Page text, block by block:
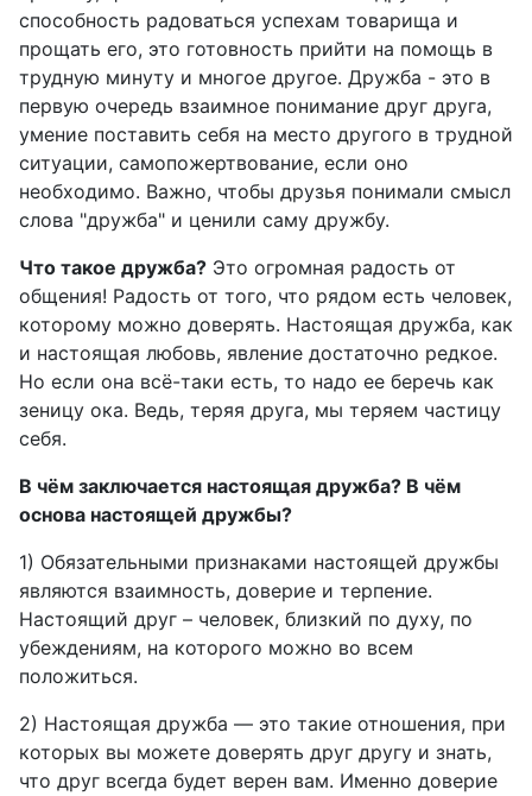
способность радоваться успехам товарища и
прощать его, это готовность прийти на помощь в
трудную минуту и многое другое. Дружба - это в
первую очередь взаимное понимание друг друга,
умение поставить себя на место другого в трудной
ситуации, самопожертвование, если оно
необходимо. Важно, чтобы друзья понимали смысл
слова "дружба" и ценили саму дружбу.
Что такое дружба? Это огромная радость от
общения! Радость от того, что рядом есть человек,
которому можно доверять. Настоящая дружба, как
и настоящая любовь, явление достаточно редкое.
Но если она всё-таки есть, то надо ее беречь как
зеницу ока. Ведь, теряя друга, мы теряем частицу
себя.
В чём заключается настоящая дружба? В чём
основа настоящей дружбы?
1) Обязательными признаками настоящей дружбы
являются взаимность, доверие и терпение.
Настоящий друг – человек, близкий по духу, по
убеждениям, на которого можно во всем
положиться.
2) Настоящая дружба — это такие отношения, при
которых вы можете доверять друг другу и знать,
что друг всегда будет верен вам. Именно доверие